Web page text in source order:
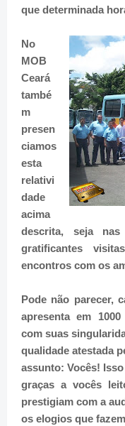
que determinada
No
MOB
Ceará
també
m
presen
ciamos
esta
relativi
dade
acima
descrita, seja
gratificantes
encontros com os
Pode não parecer,
apresenta em
com suas
qualidade atestada
assunto: Vocês!
graças a vocês
prestigiam com a
os elogios que